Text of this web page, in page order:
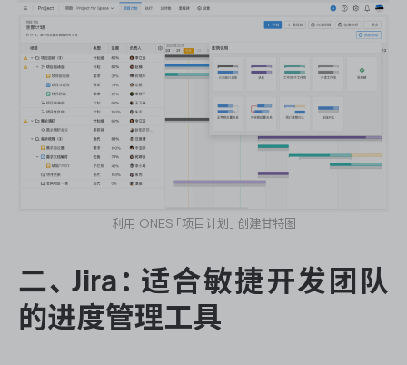
利用 ONES「项目计划」创建甘特图
二、Jira：适合敏捷开发团队
的进度管理工具